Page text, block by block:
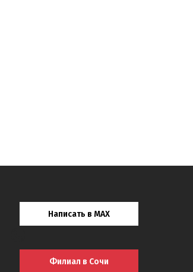
Написать в MAX
Филиал в Сочи